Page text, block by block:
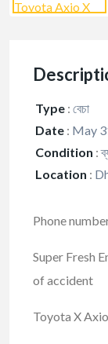
Type : বেচা
Date : May
Condition :
Location :
Phone
Super Fresh
of accident
Toyota X